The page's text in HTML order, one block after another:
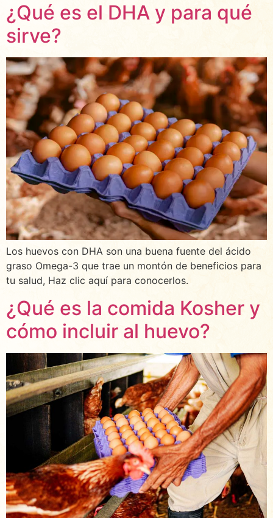
¿Qué es el DHA y para qué
sirve?
Los huevos con DHA son una buena fuente del ácido
graso Omega-3 que trae un montón de beneficios para
tu salud, Haz clic aquí para conocerlos.
¿Qué es la comida Kosher y
cómo incluir al huevo?